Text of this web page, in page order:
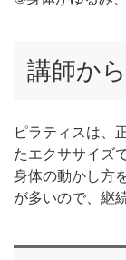
講師か
ピラティスは、
たエクササイズ
身体の動かし方
が多いので、継